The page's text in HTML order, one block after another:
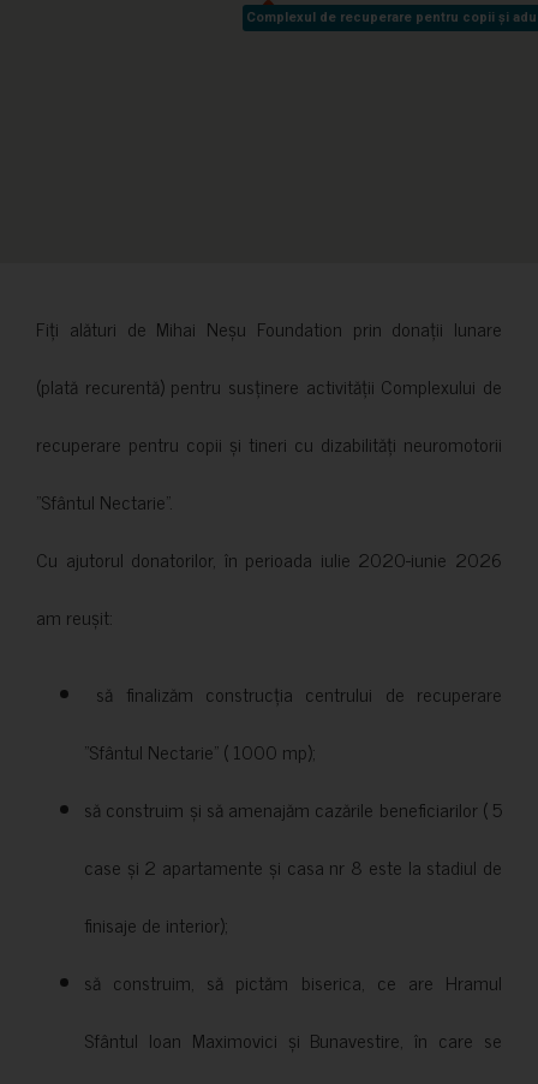
Complexul de recuperare pentru copii și
Complexul de recuperare pentru copii și
Fiți alături de Mihai Neșu Foundation prin donații lunare
(plată recurentă) pentru susținere activității Complexului de
recuperare pentru copii și tineri cu dizabilități neuromotorii
”Sfântul Nectarie”.
Cu ajutorul donatorilor, în perioada iulie 2020-iunie 2026
am reușit:
să finalizăm construcția centrului de recuperare
”Sfântul Nectarie” ( 1000 mp);
să construim și să amenajăm cazările beneficiarilor ( 5
case și 2 apartamente și casa nr 8 este la stadiul de
finisaje de interior);
să construim, să pictăm biserica, ce are Hramul
Sfântul Ioan Maximovici și Bunavestire, în care se